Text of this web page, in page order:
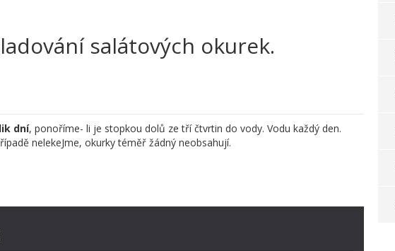
salátových okurek.
dní, ponoříme- li je stopkou dolů ze tří čtvrtin do vody. Vodu každý den.
nelekeJme, okurky téměř žádný neobsahují.